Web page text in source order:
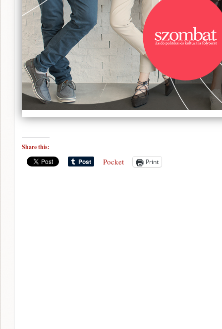
Share this:
Pocket Print